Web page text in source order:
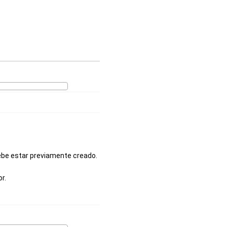
estar previamente creado.